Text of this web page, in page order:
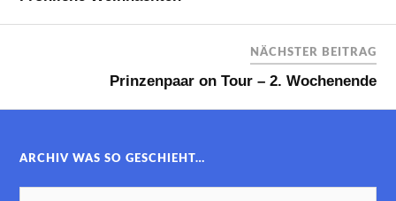
NÄCHSTER BEITRAG
Prinzenpaar on Tour – 2. Wochenende
ARCHIV WAS SO GESCHIEHT…